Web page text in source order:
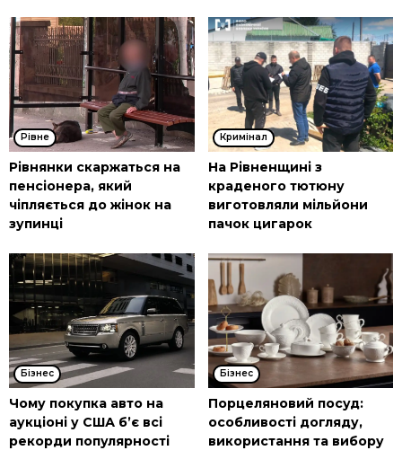
Рівне
Рівнянки скаржаться на
пенсіонера, який
чіпляється до жінок на
зупинці
Кримінал
На Рівненщині з
краденого тютюну
виготовляли мільйони
пачок цигарок
Бізнес
Чому покупка авто на
аукціоні у США б’є всі
рекорди популярності
Бізнес
Порцеляновий посуд:
особливості догляду,
використання та вибору